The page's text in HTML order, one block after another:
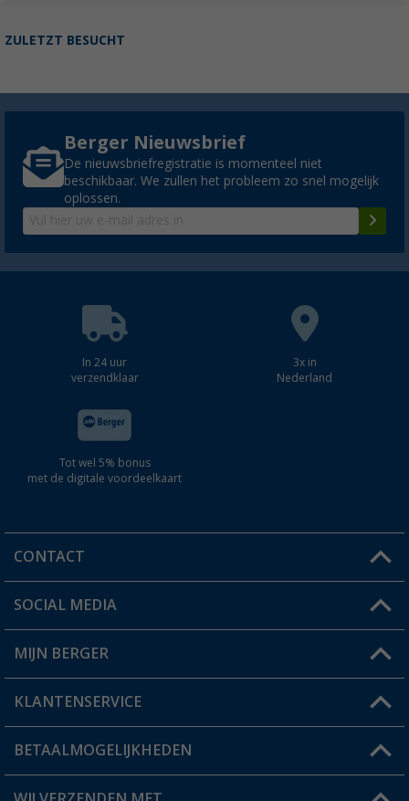
ZULETZT BESUCHT
Berger Nieuwsbrief
De nieuwsbriefregistratie is momenteel niet
beschikbaar. We zullen het probleem zo snel mogelijk
oplossen.
In 24 uur
verzendklaar
3x in
Nederland
Tot wel 5% bonus
met de digitale voordeelkaart
CONTACT
Een vraag?
Winkel vinden
SOCIAL MEDIA
MIJN BERGER
Mijn account
Status bestelling
KLANTENSERVICE
FAQ & Contact
Verzendinformatie
BETAALMOGELIJKHEDEN